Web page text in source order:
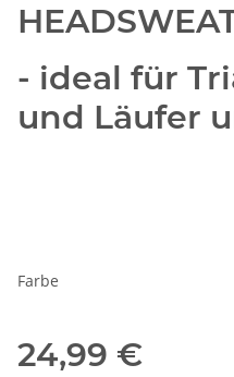
- ideal für
und Läufer
Farbe
24,99 €